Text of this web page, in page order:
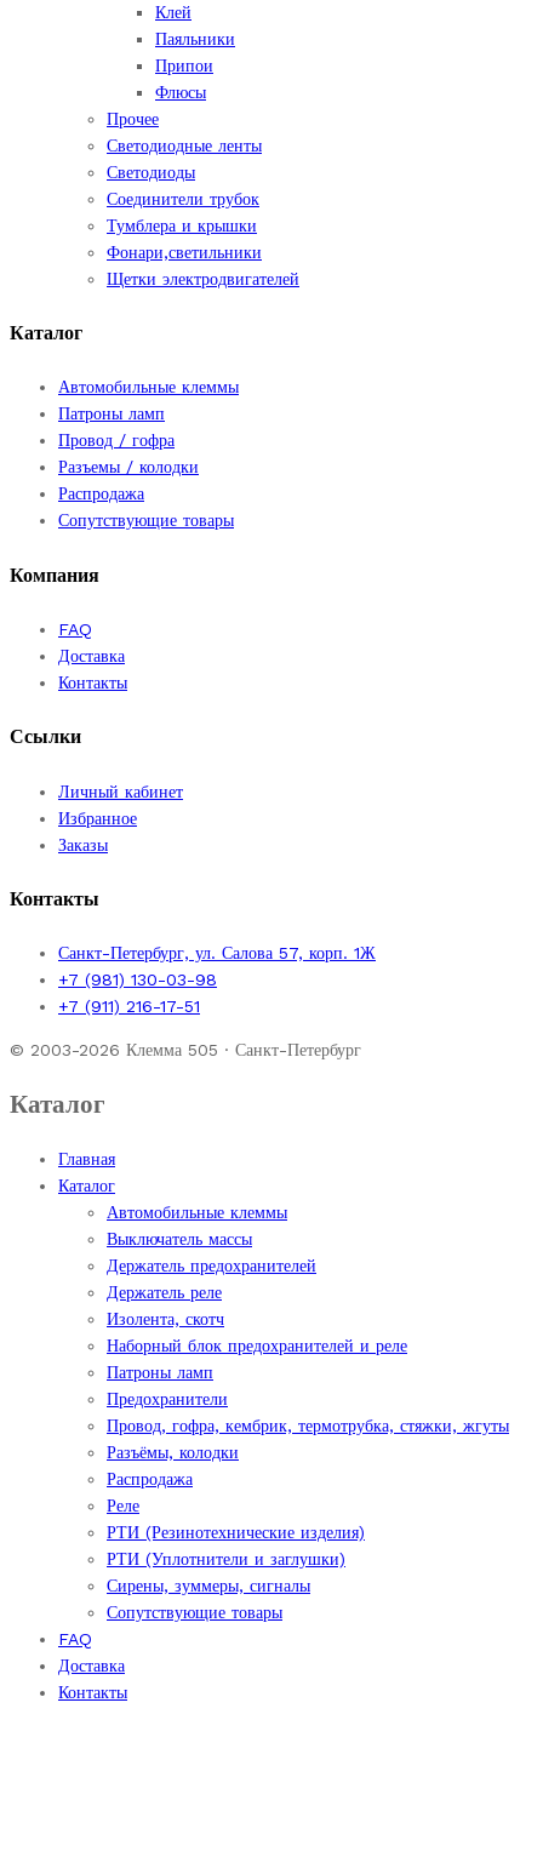
Клей
Паяльники
Припои
Флюсы
Прочее
Светодиодные ленты
Светодиоды
Соединители трубок
Тумблера и крышки
Фонари,светильники
Щетки электродвигателей
Каталог
Автомобильные клеммы
Патроны ламп
Провод / гофра
Разъемы / колодки
Распродажа
Сопутствующие товары
Компания
FAQ
Доставка
Контакты
Ссылки
Личный кабинет
Избранное
Заказы
Контакты
Санкт-Петербург, ул. Салова 57, корп. 1Ж
+7 (981) 130-03-98
+7 (911) 216-17-51
© 2003-2026 Клемма 505 · Санкт-Петербург
Каталог
Главная
Каталог
Автомобильные клеммы
Выключатель массы
Держатель предохранителей
Держатель реле
Изолента, скотч
Наборный блок предохранителей и реле
Патроны ламп
Предохранители
Провод, гофра, кембрик, термотрубка, стяжки, жгуты
Разъёмы, колодки
Распродажа
Реле
РТИ (Резинотехнические изделия)
РТИ (Уплотнители и заглушки)
Сирены, зуммеры, сигналы
Сопутствующие товары
FAQ
Доставка
Контакты